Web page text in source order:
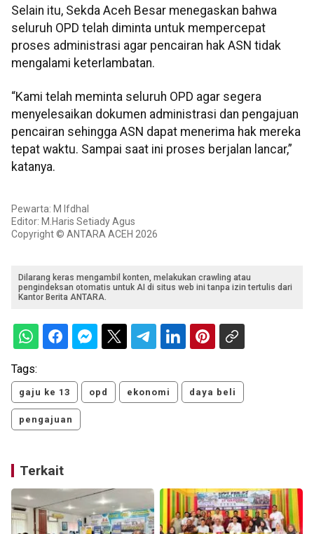
Selain itu, Sekda Aceh Besar menegaskan bahwa
seluruh OPD telah diminta untuk mempercepat
proses administrasi agar pencairan hak ASN tidak
mengalami keterlambatan.
“Kami telah meminta seluruh OPD agar segera
menyelesaikan dokumen administrasi dan pengajuan
pencairan sehingga ASN dapat menerima hak mereka
tepat waktu. Sampai saat ini proses berjalan lancar,”
katanya.
Pewarta: M Ifdhal
Editor: M.Haris Setiady Agus
Copyright © ANTARA ACEH 2026
Dilarang keras mengambil konten, melakukan crawling atau
pengindeksan otomatis untuk AI di situs web ini tanpa izin tertulis dari
Kantor Berita ANTARA.
Tags:
gaju ke 13 opd ekonomi daya beli
pengajuan
Terkait